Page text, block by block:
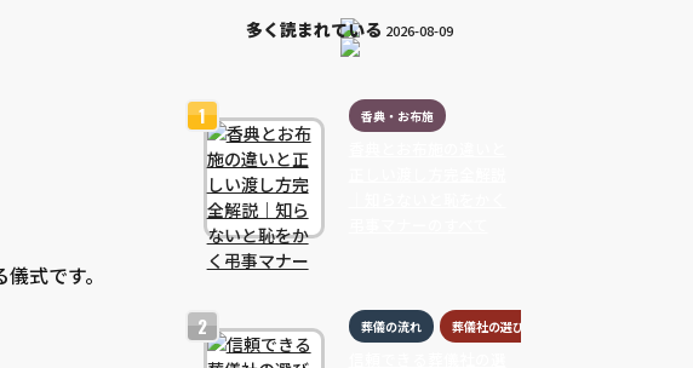
式です。
多く読まれている 2026-08-09
香典・お布施
葬儀の流れ 葬儀社の選び方